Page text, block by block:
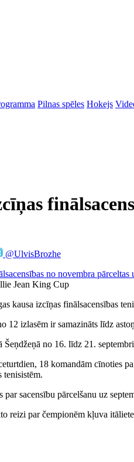
Pilnas spēles Hokejs
@UlvisBrozhe
Jean King Cup
kausa izcīņas finālsacensības
12 izlasēm ir samazināts līdz
no 16. līdz 21.
18 komandām cīnoties
tenisistēm.
sacensību pārcelšanu uz
reizi par čempionēm kļuva